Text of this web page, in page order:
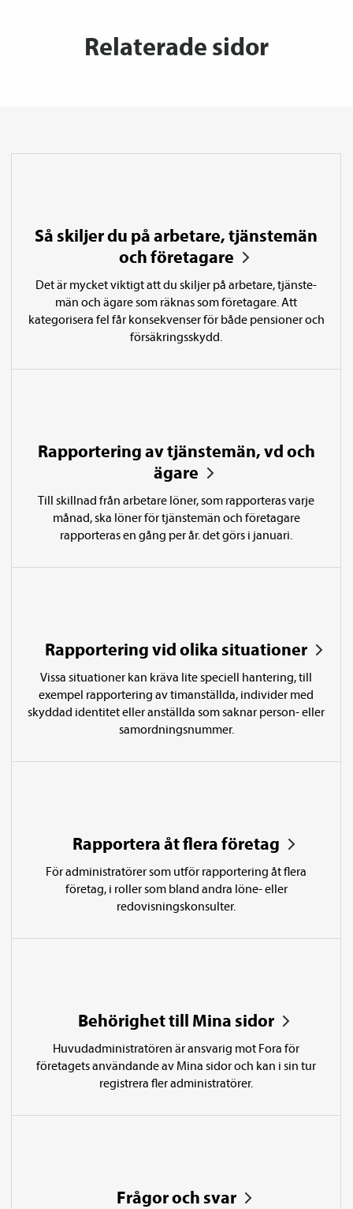
Relaterade sidor
Så skiljer du på arbetare, tjänste­män
och företagare
Det är mycket viktigt att du skiljer på arbetare, tjänste­­
män och ägare som räknas som företagare. Att
kategorisera fel får konsekvenser för både pensioner och
försäkringsskydd.
Rapportering av tjänste­män, vd och
ägare
Till skillnad från arbetare löner, som rapporteras varje
månad, ska löner för tjänste­män och företagare
rapporteras en gång per år. det görs i januari.
Rapportering vid olika situationer
Vissa situationer kan kräva lite speciell hantering, till
exempel rapportering av timanställda, individer med
skyddad identitet eller anställda som saknar person- eller
samordnings­­nummer.
Rapportera åt flera företag
För administratörer som utför rapportering åt flera
företag, i roller som bland andra löne- eller
redovisningskonsulter.
Behörighet till Mina sidor
Huvud­­­­administratören är ansvarig mot Fora för
företagets användande av Mina sidor och kan i sin tur
registrera fler administratörer.
Frågor och svar